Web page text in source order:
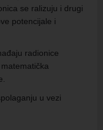
se ralizuju i drugi
potencijale i
radionice
u vezi